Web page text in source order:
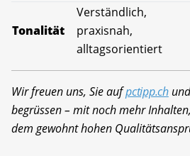
Tonalität
Verständlich,
praxisnah,
alltagsorientiert
Wir freuen uns, Sie aufpctipp.ch
begrüssen – mit noch mehr
dem gewohnt hohen